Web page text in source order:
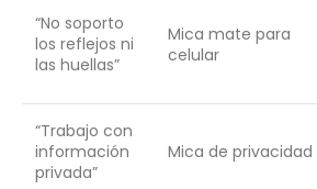
“No soporto
los reflejos ni
las huellas”
Mica mate para
celular
“Trabajo con
información
privada”
Mica de privacidad